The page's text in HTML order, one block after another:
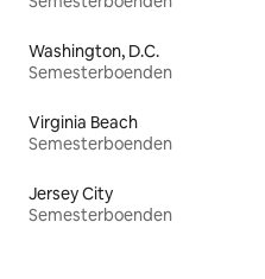
Washington, D.C.
Semesterboenden
Virginia Beach
Semesterboenden
Jersey City
Semesterboenden